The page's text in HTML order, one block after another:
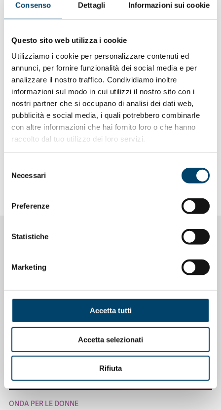
Consenso Dettagli Informazioni sui cookie
Questo sito web utilizza i cookie
Utilizziamo i cookie per personalizzare contenuti ed
annunci, per fornire funzionalità dei social media e per
analizzare il nostro traffico. Condividiamo inoltre
informazioni sul modo in cui utilizzi il nostro sito con i
nostri partner che si occupano di analisi dei dati web,
pubblicità e social media, i quali potrebbero combinarle
con altre informazioni che hai fornito loro o che hanno
raccolto dal tuo utilizzo dei loro servizi.
delNecessari
Preferenze
Statistiche
Marketing
Accetta tutti
Accetta selezionati
Rifiuta
“Due medicinali sono bioequivalenti” si legge nella Guida
AIFA “quando, con la stessa dose, i loro profili di
simili che è improbabile che essi possano produrre
differenze rilevanti negli effetti di efficacia e sicurezza”.
Infine una sezione è dedicata al costo degli equivalenti,
che hanno un prezzo inferiore di almeno il 20% rispetto ai
medicinali di riferimento. Nel documento viene spiegato
che questa differenza è dovuta al fatto che le aziende
produttrici di equivalenti non devono investire risorse
nella ricerca sulla molecola, essendo il principio attivo già
medicinale nell’uomo.
NOTIZIE CORRELATE
ONDA PER LE DONNE